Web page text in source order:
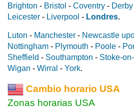
Brighton - Bristol - Coventry - Derby
Leicester - Liverpool - Londres.
Luton - Manchester - Newcastle
Nottingham - Plymouth - Poole -
Sheffield - Southampton - Stoke-
Wigan - Wirral - York.
Cambio horario USA
Zonas horarias USA